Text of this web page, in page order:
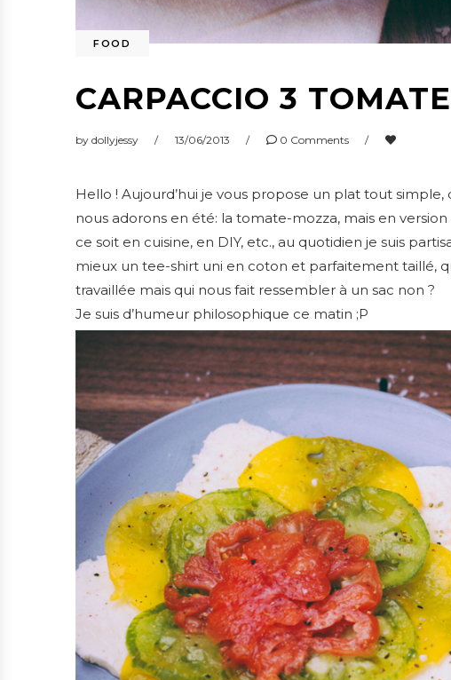
FOOD
CARPACCIO 3
by dollyjessy 13/06/2013 0 Comments
Hello ! Aujourd’hui je vous propose un plat tout
nous adorons en été: la tomate-mozza, mais en
ce soit en cuisine, en DIY, etc., au quotidien je suis
mieux un tee-shirt uni en coton et parfaitement taillé,
travaillée mais qui nous fait ressembler à un sac non ?
Je suis d’humeur philosophique ce matin ;P